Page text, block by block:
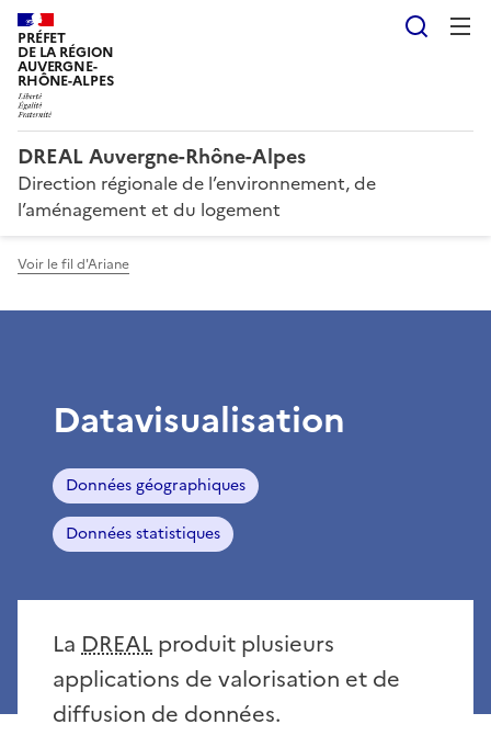
PRÉFET
DE LA RÉGION
AUVERGNE-
RHÔNE-ALPES
DREAL Auvergne-Rhône-Alpes
Direction régionale de l’environnement, de
l’aménagement et du logement
Voir le fil d'Ariane
Datavisualisation
Données géographiques
Données statistiques
La DREAL produit plusieurs
applications de valorisation et de
diffusion de données.